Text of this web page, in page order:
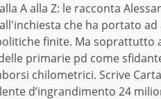
A alla Z: le racconta
che ha portato ad
finite. Ma soprattutto
primarie pd come
chilometrici. Scrive
d’ingrandimento 24